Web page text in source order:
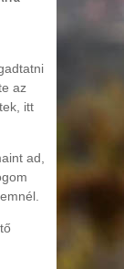
az
itt
ad,